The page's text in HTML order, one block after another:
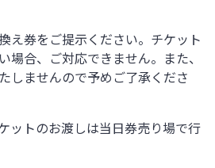
え券をご提示ください。チケット
場合、ご対応できません。また、
しませんので予めご了承くださ
ットのお渡しは当日券売り場で行